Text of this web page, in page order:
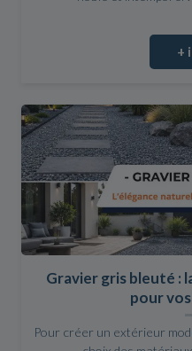
+
Gravier gris bleuté :
pour
Pour créer un extérieur